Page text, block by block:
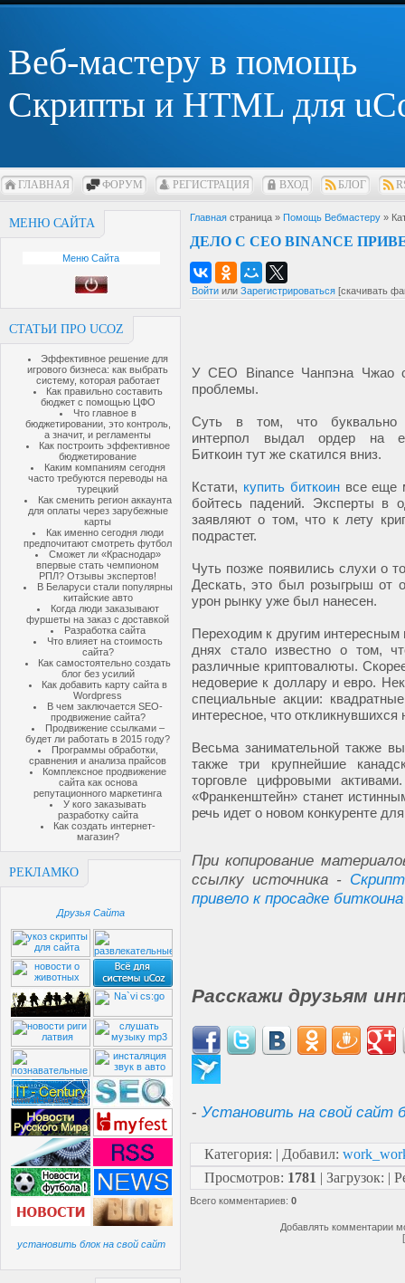
Веб-мастеру в помощь
Скрипты и HTML для
ГЛАВНАЯ ФОРУМ РЕГИСТРАЦИЯ ВХОД БЛОГ
МЕНЮ САЙТА
Меню Сайта
СТАТЬИ ПРО UCOZ
Эффективное решение для
игрового бизнеса: как выбрать
систему, которая работает
Как правильно составить
бюджет с помощью ЦФО
Что главное в
бюджетировании, это контроль,
а значит, и регламенты
Как построить эффективное
бюджетирование
Каким компаниям сегодня
часто требуются переводы на
турецкий
Как сменить регион аккаунта
для оплаты через зарубежные
карты
Как именно сегодня люди
предпочитают смотреть футбол
Сможет ли «Краснодар»
впервые стать чемпионом
РПЛ? Отзывы экспертов!
В Беларуси стали популярны
китайские авто
Когда люди заказывают
фуршеты на заказ с доставкой
Разработка сайта
Что влияет на стоимость
сайта?
Как самостоятельно создать
блог без усилий
Как добавить карту сайта в
Wordpress
В чем заключается SEO-
продвижение сайта?
Продвижение ссылками –
будет ли работать в 2015 году?
Программы обработки,
сравнения и анализа прайсов
Комплексное продвижение
сайта как основа
репутационного маркетинга
У кого заказывать
разработку сайта
Как создать интернет-
магазин?
РЕКЛАМКО
Друзья Сайта
установить блок на свой сайт
Главная страница » Помощь Вебмастеру »
ДЕЛО С СЕО BINANCE
Войти или Зарегистрироваться [скачивать
У CEO Binance Чанпэна Чжао
проблемы.
Суть в том, что
интерпол выдал ордер на
Биткоин тут же скатился вниз.
Кстати, купить биткоинвсе еще
бойтесь падений. Эксперты в
заявляют о том, что к лету
подрастет.
Чуть позже появились слухи о
Дескать, это был розыгрыш от
урон рынку уже был нанесен.
Переходим к другим
днях стало известно о том,
различные криптовалюты.
недоверие к доллару и евро.
специальные акции:
интересное, что
Весьма занимательной также
также три крупнейшие
торговле цифровыми
«Франкенштейн» станет
речь идет о новом конкуренте
При копирование
ссылку источника -
привело к просадке биткоина
Расскажи друзьям
- Установить на свой сайт
Категория: | Добавил:
Просмотров: 1781 | Загрузок: |
Всего комментариев: 0
Добавлять комментарии